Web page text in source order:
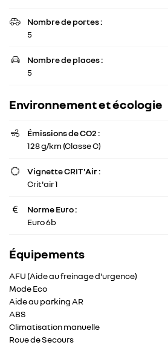
SERVICES
D’OCCASION
CONTACT

Nombre de portes :
5

Nombre de places :
5
Environnement et écologie

Émissions de CO2 :
128 g/km (Classe C)

Vignette CRIT'Air :
Crit'air 1

Norme Euro :
Euro 6b
Équipements
AFU (Aide au freinage d'urgence)
Mode Eco
Aide au parking AR
ABS
Climatisation manuelle
Roue de Secours